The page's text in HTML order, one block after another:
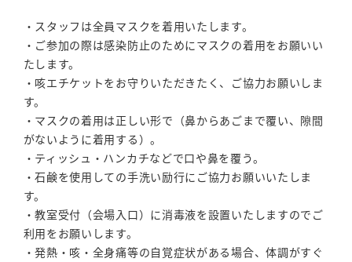
・スタッフは全員マスクを着用いたします。
・ご参加の際は感染防止のためにマスクの着用をお願いい
たします。
・咳エチケットをお守りいただきたく、ご協力お願いしま
す。
・マスクの着用は正しい形で（鼻からあごまで覆い、隙間
がないように着用する）。
・ティッシュ・ハンカチなどで口や鼻を覆う。
・石鹸を使用しての手洗い励行にご協力お願いいたしま
す。
・教室受付（会場入口）に消毒液を設置いたしますのでご
利用をお願いします。
・発熱・咳・全身痛等の自覚症状がある場合、体調がすぐ